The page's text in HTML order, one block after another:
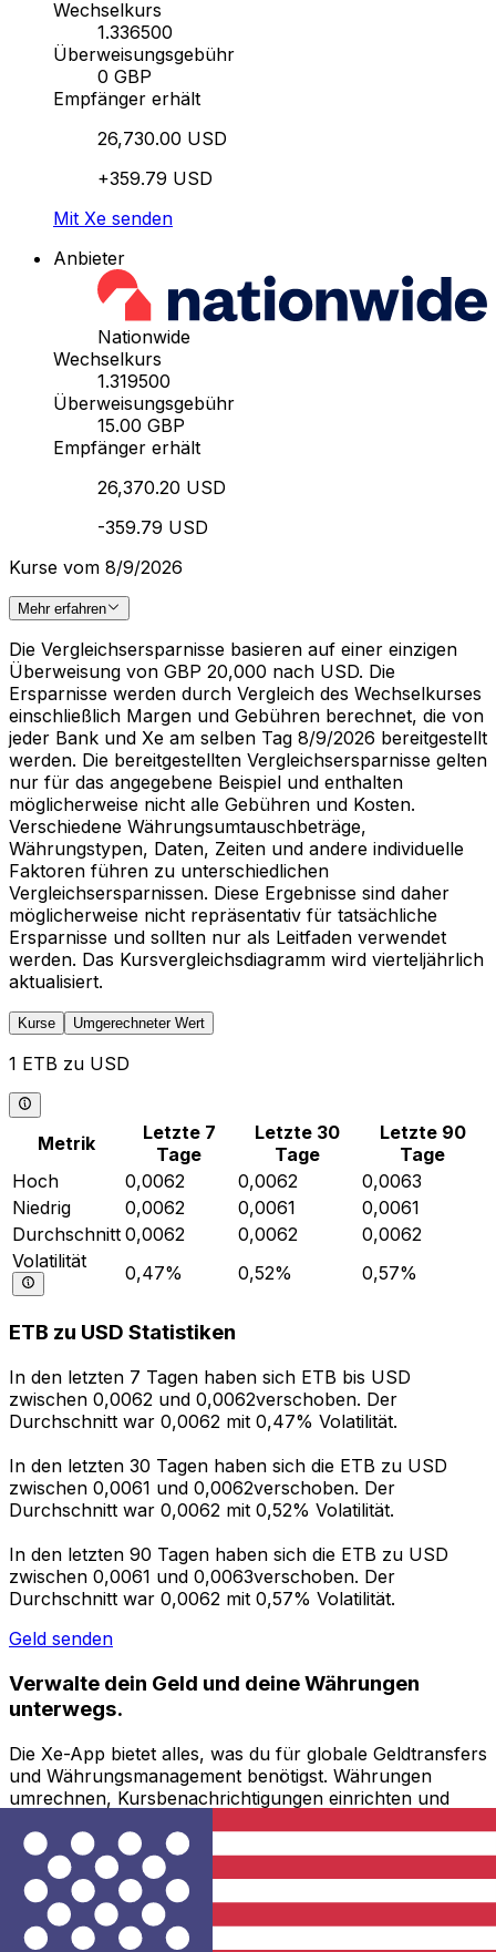
Wechselkurs
1.336500
Überweisungsgebühr
0 GBP
Empfänger erhält
26,730.00 USD
+359.79 USD
Mit Xe senden
Anbieter
Nationwide
Wechselkurs
1.319500
Überweisungsgebühr
15.00 GBP
Empfänger erhält
26,370.20 USD
-359.79 USD
Kurse vom 8/9/2026
Mehr erfahren
Die Vergleichsersparnisse basieren auf einer einzigen
Überweisung von GBP 20,000 nach USD. Die
Ersparnisse werden durch Vergleich des Wechselkurses
einschließlich Margen und Gebühren berechnet, die von
jeder Bank und Xe am selben Tag 8/9/2026 bereitgestellt
werden. Die bereitgestellten Vergleichsersparnisse gelten
nur für das angegebene Beispiel und enthalten
möglicherweise nicht alle Gebühren und Kosten.
Verschiedene Währungsumtauschbeträge,
Währungstypen, Daten, Zeiten und andere individuelle
Faktoren führen zu unterschiedlichen
Vergleichsersparnissen. Diese Ergebnisse sind daher
möglicherweise nicht repräsentativ für tatsächliche
Ersparnisse und sollten nur als Leitfaden verwendet
werden. Das Kursvergleichsdiagramm wird vierteljährlich
aktualisiert.
Kurse Umgerechneter Wert
1 ETB zu USD
Metrik
Letzte 7
Tage
Letzte 30
Tage
Letzte 90
Tage
Hoch
0,0062 0,0062
0,0063
Niedrig
0,0062 0,0061
0,0061
Durchschnitt 0,0062 0,0062
0,0062
Volatilität
0,47% 0,52% 0,57%
ETB zu USD Statistiken
In den letzten 7 Tagen haben sich ETB bis USD
zwischen 0,0062 und 0,0062verschoben. Der
Durchschnitt war 0,0062 mit 0,47% Volatilität.
In den letzten 30 Tagen haben sich die ETB zu USD
zwischen 0,0061 und 0,0062verschoben. Der
Durchschnitt war 0,0062 mit 0,52% Volatilität.
In den letzten 90 Tagen haben sich die ETB zu USD
zwischen 0,0061 und 0,0063verschoben. Der
Durchschnitt war 0,0062 mit 0,57% Volatilität.
Geld senden
Verwalte dein Geld und deine Währungen
unterwegs.
Die Xe-App bietet alles, was du für globale Geldtransfers
und Währungsmanagement benötigst. Währungen
umrechnen, Kursbenachrichtigungen einrichten und
Gebühren. Heute herunterladen!